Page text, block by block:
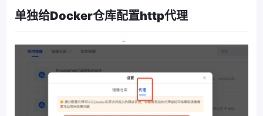
单独给Docker仓库配置http代理